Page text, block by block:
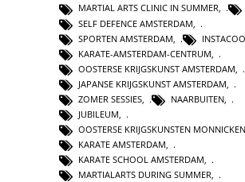
MARTIAL ARTS CLINIC IN SUMMER,
SELF DEFENCE AMSTERDAM
SPORTEN AMSTERDAM
KARATE-AMSTERDAM-CENTRUM
OOSTERSE KRIJGSKUNST AMSTERDAM
JAPANSE KRIJGSKUNST AMSTERDAM
ZOMER SESSIES
NAARBUITEN
JUBILEUM
OOSTERSE KRIJGSKUNSTEN
KARATE AMSTERDAM,
KARATE SCHOOL AMSTERDAM,
MARTIALARTS DURING SUMMER,